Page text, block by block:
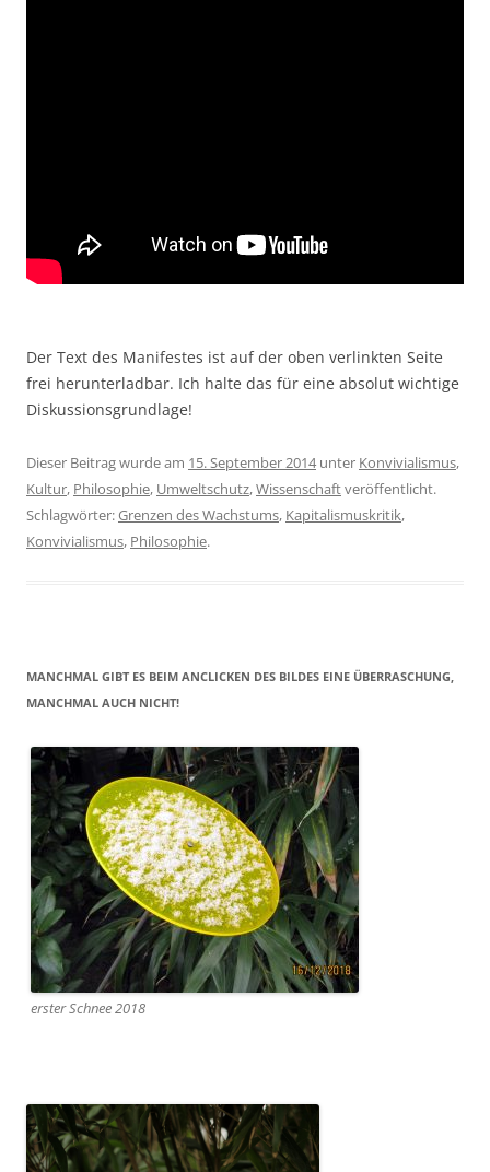
Der Text des Manifestes ist auf der oben verlinkten Seite
frei herunterladbar. Ich halte das für eine absolut wichtige
Diskussionsgrundlage!
Dieser Beitrag wurde am 15. September 2014unter Konvivialismus,
Kultur, Philosophie, Umweltschutz,Wissenschaftveröffentlicht.
Schlagwörter:Grenzen des Wachstums, Kapitalismuskritik,
Konvivialismus, Philosophie.
MANCHMAL GIBT ES BEIM ANCLICKEN DES BILDES EINE ÜBERRASCHUNG,
MANCHMAL AUCH NICHT!
erster Schnee 2018